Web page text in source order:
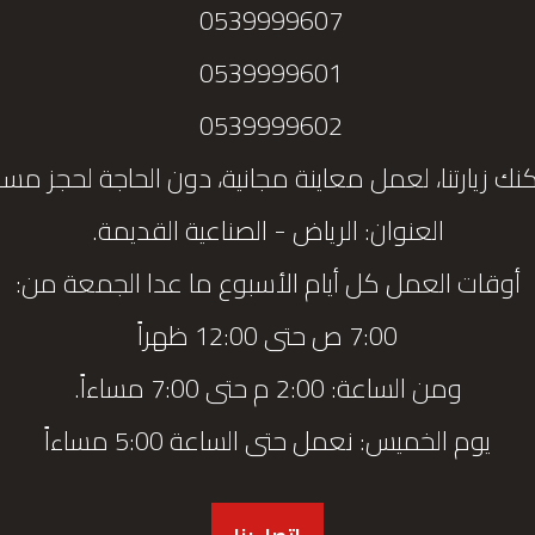
0539999607
0539999601
0539999602
زيارتنا، لعمل معاينة مجانية، دون الحاجة لحجز
العنوان: الرياض - الصناعية القديمة.
أوقات العمل كل أيام الأسبوع ما عدا الجمعة من:
7:00 ص حتى 12:00 ظهراً
ومن الساعة: 2:00 م حتى 7:00 مساءاً.
يوم الخميس: نعمل حتى الساعة 5:00 مساءاً